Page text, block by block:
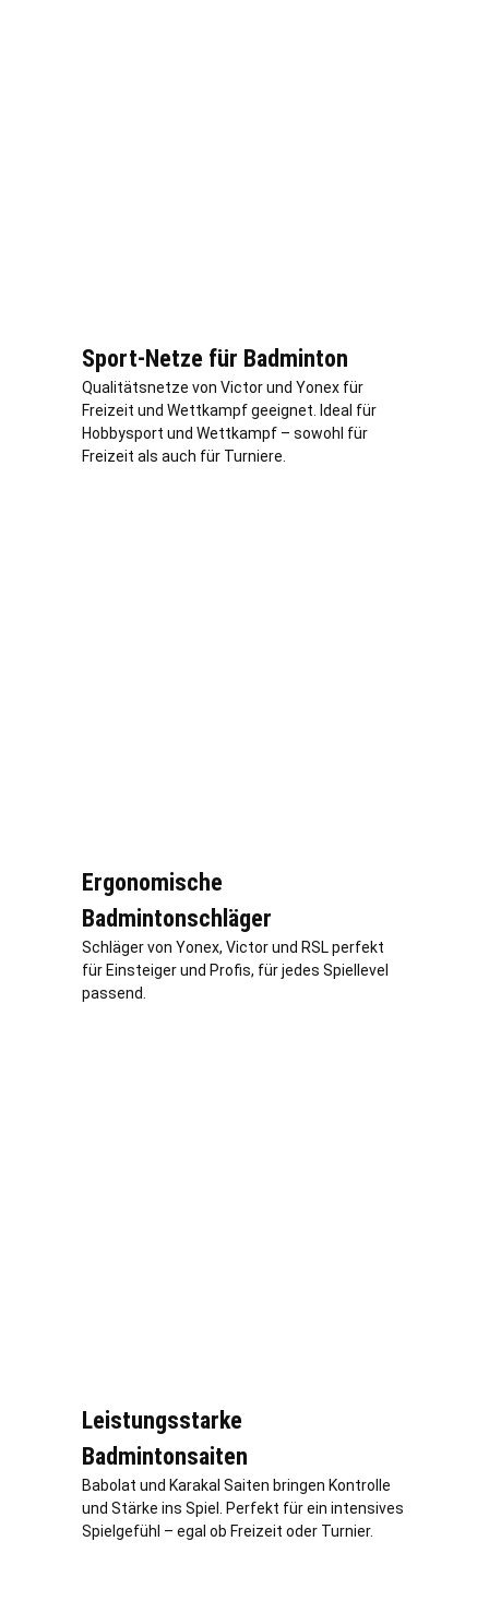
Sport-Netze für Badminton
Qualitätsnetze von Victor und Yonex für
Freizeit und Wettkampf geeignet. Ideal für
Hobbysport und Wettkampf – sowohl für
Freizeit als auch für Turniere.
Ergonomische
Badmintonschläger
Schläger von Yonex, Victor und RSL perfekt
für Einsteiger und Profis, für jedes Spiellevel
passend.
Leistungsstarke
Badmintonsaiten
Babolat und Karakal Saiten bringen Kontrolle
und Stärke ins Spiel. Perfekt für ein intensives
Spielgefühl – egal ob Freizeit oder Turnier.